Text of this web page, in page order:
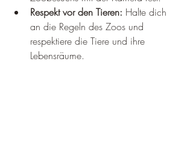
Respekt vor den Tieren: Halte dich
an die Regeln des Zoos und
respektiere die Tiere und ihre
Lebensräume.